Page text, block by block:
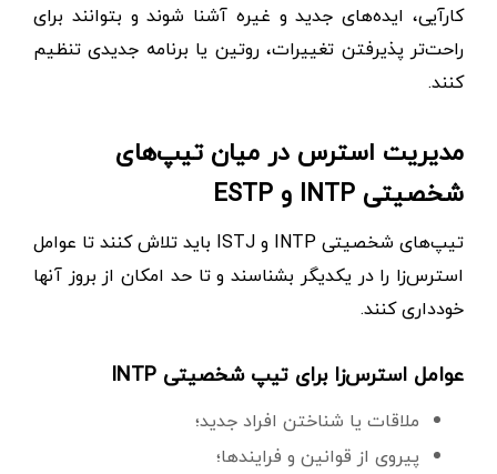
کارآیی، ایده‌های جدید و غیره آشنا شوند و بتوانند برای
راحت‌تر پذیرفتن تغییرات، روتین یا برنامه جدیدی تنظیم
کنند.
مدیریت استرس در میان تیپ‌های
شخصیتی INTP و ESTP
تیپ‌های شخصیتی INTP و ISTJ باید تلاش کنند تا عوامل
استرس‌زا را در یکدیگر بشناسند و تا حد امکان از بروز آنها
خودداری کنند.
عوامل استرس‌زا برای تیپ شخصیتی INTP
ملاقات یا شناختن افراد جدید؛
پیروی از قوانین و فرایندها؛